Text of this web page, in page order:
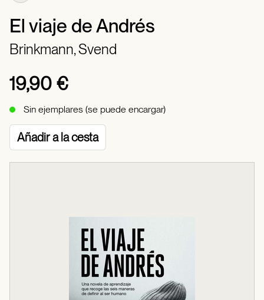
El viaje de Andrés
Brinkmann, Svend
19,90 €
Sin ejemplares (se puede encargar)
Añadir a la cesta